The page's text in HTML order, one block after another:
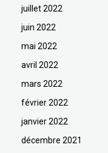
juillet 2022
juin 2022
mai 2022
avril 2022
mars 2022
février 2022
janvier 2022
décembre 2021